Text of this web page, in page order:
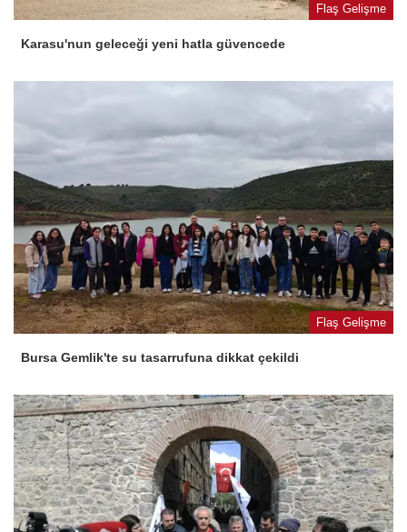
Flaş Gelişme
Karasu'nun geleceği yeni hatla güvencede
Flaş Gelişme
Bursa Gemlik'te su tasarrufuna dikkat çekildi